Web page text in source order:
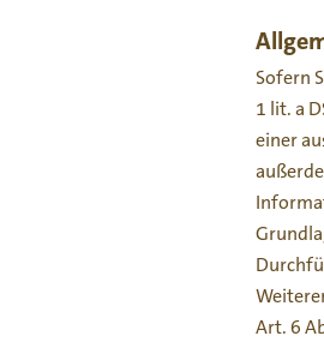
Sofern
1 lit. a
einer
Art. 6